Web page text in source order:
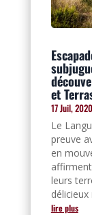
et
17 Juil, 2020
Le
preuve
en
leurs
lire plus